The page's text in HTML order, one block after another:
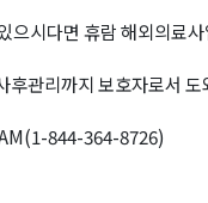
으시다면 휴람 해외의료
관리까지 보호자로서 도
844-364-8726)